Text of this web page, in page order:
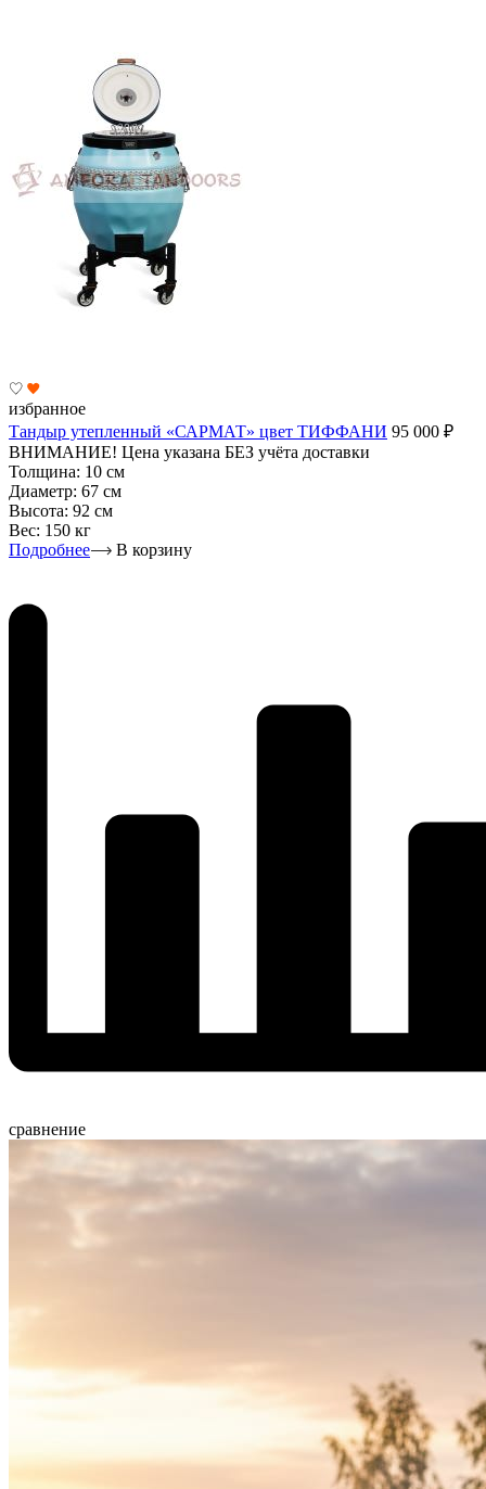
избранное
Тандыр утепленный «САРМАТ» цвет ТИФФАНИ 95 000 ₽
ВНИМАНИЕ! Цена указана БЕЗ учёта доставки
Толщина: 10 см
Диаметр: 67 см
Высота: 92 см
Вес: 150 кг
Подробнее
В корзину
сравнение